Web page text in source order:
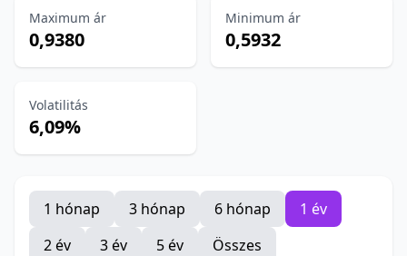
Maximum ár
0,9380
Minimum ár
0,5932
Volatilitás
6,09%
1 hónap 3 hónap 6 hónap
1 év
2 év
3 év 5 év Összes